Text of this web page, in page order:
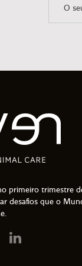
primeiro trimestre
desafios que o